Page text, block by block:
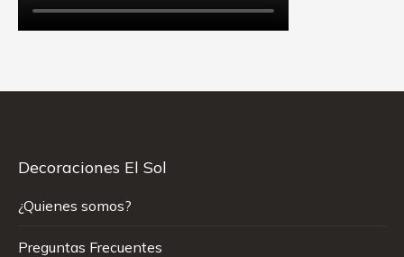
Decoraciones El Sol
¿Quienes somos?
Preguntas Frecuentes